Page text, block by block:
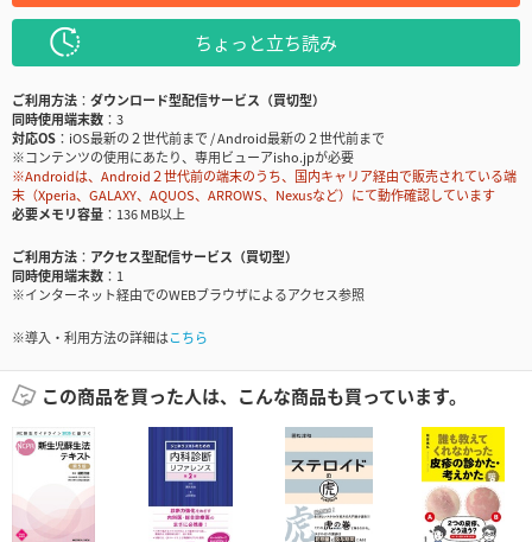
ちょっと立ち読み
ご利用方法
ダウンロード型配信サービス（買切型）
同時使用端末数
3
対応OS
iOS最新の２世代前まで / Android最新の２世代前まで
※コンテンツの使用にあたり、専用ビューアisho.jpが必要
※Androidは、Android２世代前の端末のうち、国内キャリア経由で販売されている端
末（Xperia、GALAXY、AQUOS、ARROWS、Nexusなど）にて動作確認しています
必要メモリ容量
136 MB以上
ご利用方法
アクセス型配信サービス（買切型）
同時使用端末数
1
※インターネット経由でのWEBブラウザによるアクセス参照
※導入・利用方法の詳細はこちら
この商品を買った人は、こんな商品も買っています。